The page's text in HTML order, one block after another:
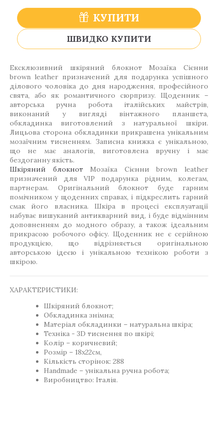
КУПИТИ
ШВИДКО КУПИТИ
Ексклюзивний шкіряний блокнот Мозаїка Сієнни
brown leather призначений для подарунка успішного
ділового чоловіка до дня народження, професійного
свята, або як романтичного сюрпризу. Щоденник –
авторська ручна робота італійських майстрів,
виконаний у вигляді вінтажного планшета,
обкладинка виготовлений з натуральної шкіри.
Лицьова сторона обкладинки прикрашена унікальним
мозаїчним тисненням. Записна книжка є унікальною,
що не має аналогів, виготовлена вручну і має
бездоганну якість.
Шкіряний блокнот Мозаїка Сієнни brown leather
призначений для VIP подарунка рідним, колегам,
партнерам. Оригінальний блокнот буде гарним
помічником у щоденних справах, і підкреслить гарний
смак його власника. Шкіра в процесі експлуатації
набуває вишуканий антикварний вид, і буде відмінним
доповненням до модного образу, а також ідеальним
прикрасою робочого офісу. Щоденник не є серійною
продукцією, що відрізняється оригінальною
авторською ідеєю і унікальною технікою роботи з
шкірою.
ХАРАКТЕРИСТИКИ:
Шкіряний блокнот;
Обкладинка знімна;
Матеріал обкладинки – натуральна шкіра;
Техніка - 3D тиснення по шкірі;
Колір – коричневий;
Розмір – 18х22см,
Кількість сторінок: 288
Handmade – унікальна ручна робота;
Виробництво: Італія.